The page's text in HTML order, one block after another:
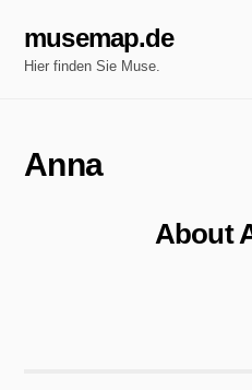
content
musemap.de
Hier finden Sie Muse.
Anna
About